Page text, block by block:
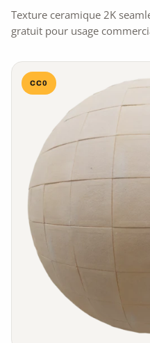
Texture ceramique 2K
gratuit pour usage
CC0